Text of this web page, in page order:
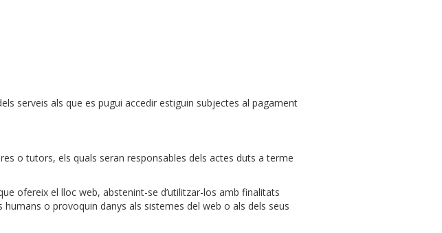
serveis als que es pugui accedir estiguin subjectes al pagament
o tutors, els quals seran responsables dels actes duts a terme
ofereix el lloc web, abstenint-se d’utilitzar-los amb finalitats
o provoquin danys als sistemes del web o als dels seus